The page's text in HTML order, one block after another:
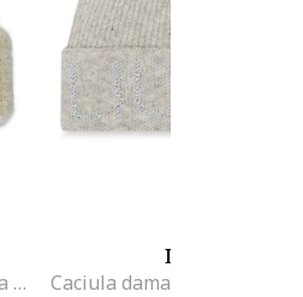
Caciula dama beanie bej lana universala
LIU JO